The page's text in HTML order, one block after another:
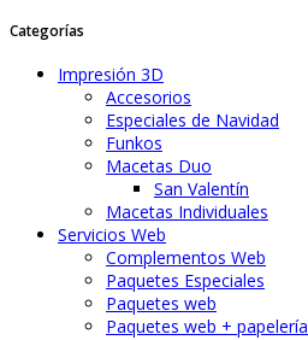
Categorías
Impresión 3D
Accesorios
Especiales de Navidad
Funkos
Macetas Duo
San Valentín
Macetas Individuales
Servicios Web
Complementos Web
Paquetes Especiales
Paquetes web
Paquetes web + papelería